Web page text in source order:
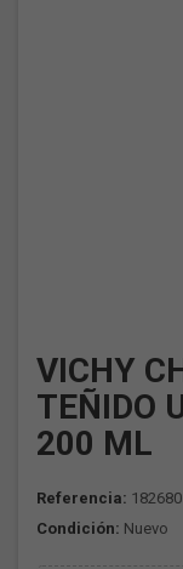
VICHY
TEÑIDO
200 ML
Referencia: 182680
Condición: Nuevo